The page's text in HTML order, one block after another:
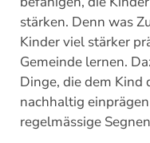
stärken. Denn was
Kinder viel stärker
Gemeinde lernen.
Dinge, die dem Kind
nachhaltig
regelmässige